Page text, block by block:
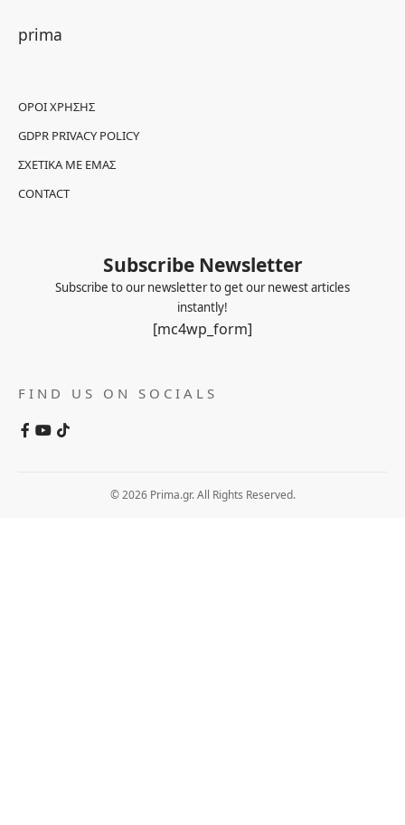
prima
ΌΡΟΙ ΧΡΉΣΗΣ
GDPR PRIVACY POLICY
ΣΧΕΤΙΚΆ ΜΕ ΕΜΆΣ
CONTACT
Subscribe Newsletter
Subscribe to our newsletter to get our newest articles
instantly!
[mc4wp_form]
FIND US ON SOCIALS
© 2026 Prima.gr. All Rights Reserved.